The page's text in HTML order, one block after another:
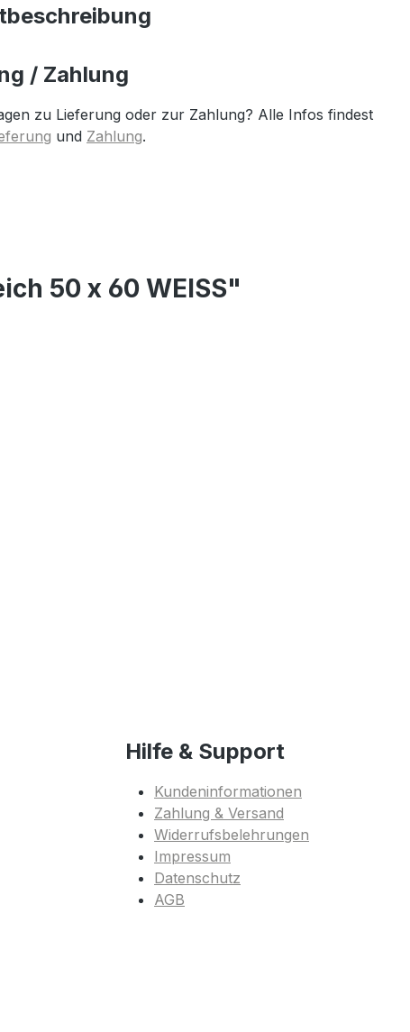
/ Zahlung
zu Lieferung oder zur Zahlung? Alle Infos findest
und Zahlung.
50 x 60 WEISS"
Hilfe & Support
Kundeninformationen
Zahlung & Versand
Widerrufsbelehrungen
Impressum
Datenschutz
AGB